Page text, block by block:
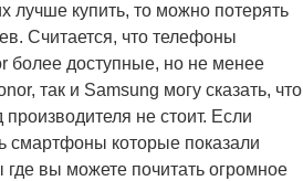
лучше купить, то можно потерять
Считается, что телефоны
более доступные, но не менее
так и Samsung могу сказать, что
не стоит. Если
смартфоны которые показали
вы можете почитать огромное